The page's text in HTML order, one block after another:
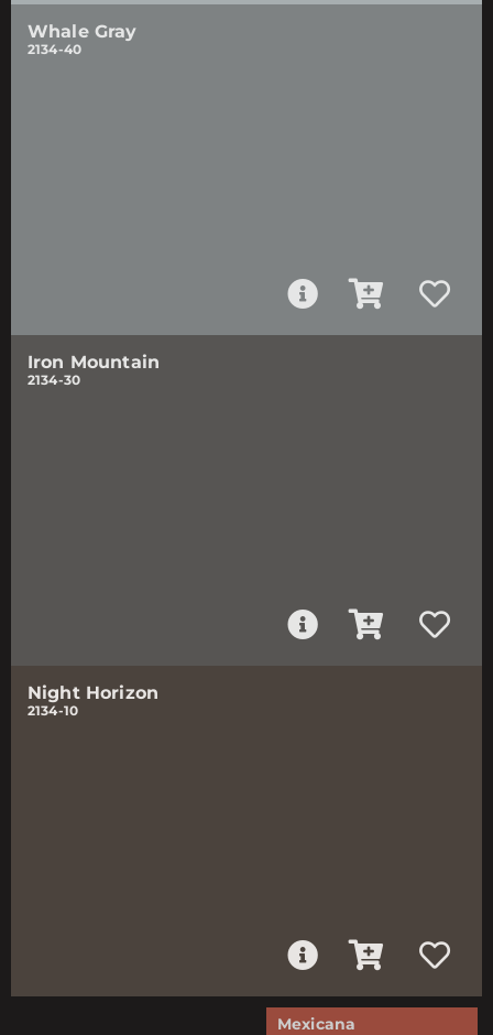
Whale Gray
2134-40
Iron Mountain
2134-30
Night Horizon
2134-10
Mexicana